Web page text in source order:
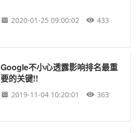
2020-01-25 09:00:02 433
Google不小心透露影响排名最重
要的关键!!
2019-11-04 10:20:01 363